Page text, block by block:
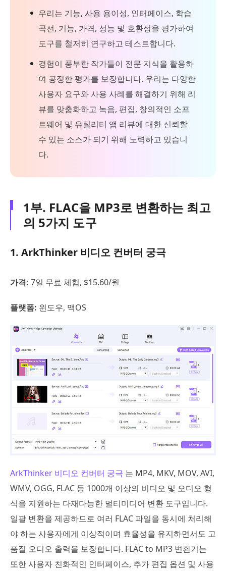
우리는 기능, 사용 용이성, 인터페이스, 학습
곡선, 기능, 가격, 성능 및 호환성을 평가하여
도구를 철저히 연구하고 테스트합니다.
경험이 풍부한 작가들이 전문 지식을 활용하
여 공정한 평가를 보장합니다. 우리는 다양한
사용자 요구와 사용 사례를 해결하기 위해 리
뷰를 맞춤화하고 녹음, 편집, 창의적인 소프
트웨어 및 유틸리티 앱 리뷰에 대한 신뢰할
수 있는 소스가 되기 위해 노력하고 있습니
다.
1부. FLAC을 MP3로 변환하는 최고
의 5가지 도구
1. ArkThinker 비디오 컨버터 궁극
가격: 7일 무료 체험, $15.60/월
플랫폼: 윈도우, 맥OS
ArkThinker 비디오 컨버터 궁극 는 MP4, MKV, MOV, AVI,
WMV, OGG, FLAC 등 1000개 이상의 비디오 및 오디오 형
식을 지원하는 다재다능한 멀티미디어 변환 도구입니다.
일괄 변환을 제공하므로 여러 FLAC 파일을 동시에 처리해
야 하는 사용자에게 이상적이며 효율성을 유지하면서도 고
품질 오디오 출력을 보장합니다. FLAC to MP3 변환기는
또한 사용자 친화적인 인터페이스, 추가 편집 옵션 및 사용